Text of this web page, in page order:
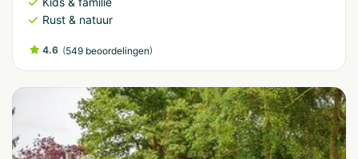
Rust & natuur
4.6 (549 beoordelingen)